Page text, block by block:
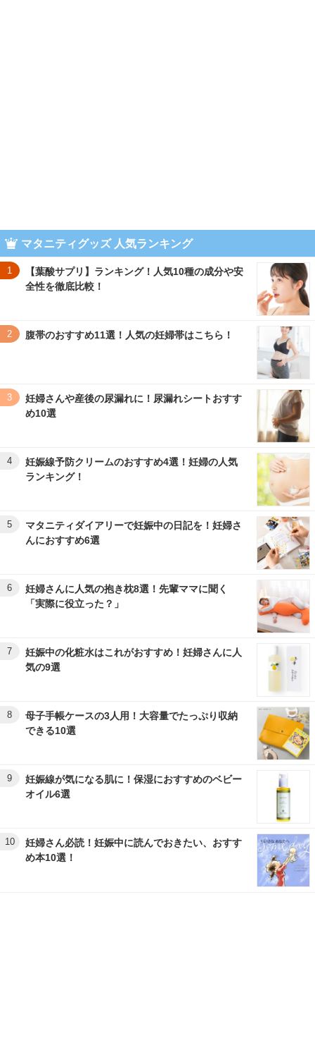
マタニティグッズ 人気ランキング
1
【葉酸サプリ】ランキング！人気10種の成分や安
全性を徹底比較！
2 腹帯のおすすめ11選！人気の妊婦帯はこちら！
3
妊婦さんや産後の尿漏れに！尿漏れシートおすす
め10選
4
妊娠線予防クリームのおすすめ4選！妊婦の人気
ランキング！
5
マタニティダイアリーで妊娠中の日記を！妊婦さ
んにおすすめ6選
6
妊婦さんに人気の抱き枕8選！先輩ママに聞く
「実際に役立った？」
7
妊娠中の化粧水はこれがおすすめ！妊婦さんに人
気の9選
8
母子手帳ケースの3人用！大容量でたっぷり収納
できる10選
9
妊娠線が気になる肌に！保湿におすすめのベビー
オイル6選
10
妊婦さん必読！妊娠中に読んでおきたい、おすす
め本10選！